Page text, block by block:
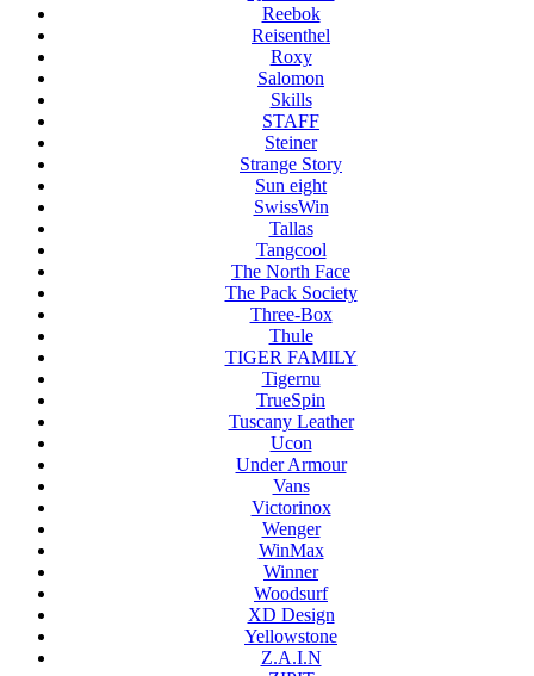
Reebok
Reisenthel
Roxy
Salomon
Skills
STAFF
Steiner
Strange Story
Sun eight
SwissWin
Tallas
Tangcool
The North Face
The Pack Society
Three-Box
Thule
TIGER FAMILY
Tigernu
TrueSpin
Tuscany Leather
Ucon
Under Armour
Vans
Victorinox
Wenger
WinMax
Winner
Woodsurf
XD Design
Yellowstone
Z.A.I.N